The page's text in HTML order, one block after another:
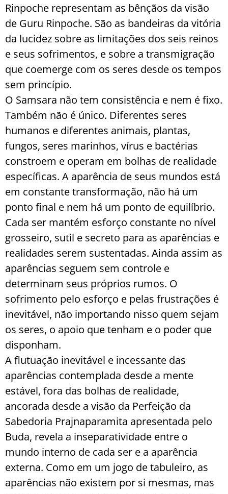
Rinpoche representam as bênçãos da visão
de Guru Rinpoche. São as bandeiras da vitória
da lucidez sobre as limitações dos seis reinos
e seus sofrimentos, e sobre a transmigração
que coemerge com os seres desde os tempos
sem princípio.
O Samsara não tem consistência e nem é fixo.
Também não é único. Diferentes seres
humanos e diferentes animais, plantas,
fungos, seres marinhos, vírus e bactérias
constroem e operam em bolhas de realidade
específicas. A aparência de seus mundos está
em constante transformação, não há um
ponto final e nem há um ponto de equilíbrio.
Cada ser mantém esforço constante no nível
grosseiro, sutil e secreto para as aparências e
realidades serem sustentadas. Ainda assim as
aparências seguem sem controle e
determinam seus próprios rumos. O
sofrimento pelo esforço e pelas frustrações é
inevitável, não importando nisso quem sejam
os seres, o apoio que tenham e o poder que
disponham.
A flutuação inevitável e incessante das
aparências contemplada desde a mente
estável, fora das bolhas de realidade,
ancorada desde a visão da Perfeição da
Sabedoria Prajnaparamita apresentada pelo
Buda, revela a inseparatividade entre o
mundo interno de cada ser e a aparência
externa. Como em um jogo de tabuleiro, as
aparências não existem por si mesmas, mas